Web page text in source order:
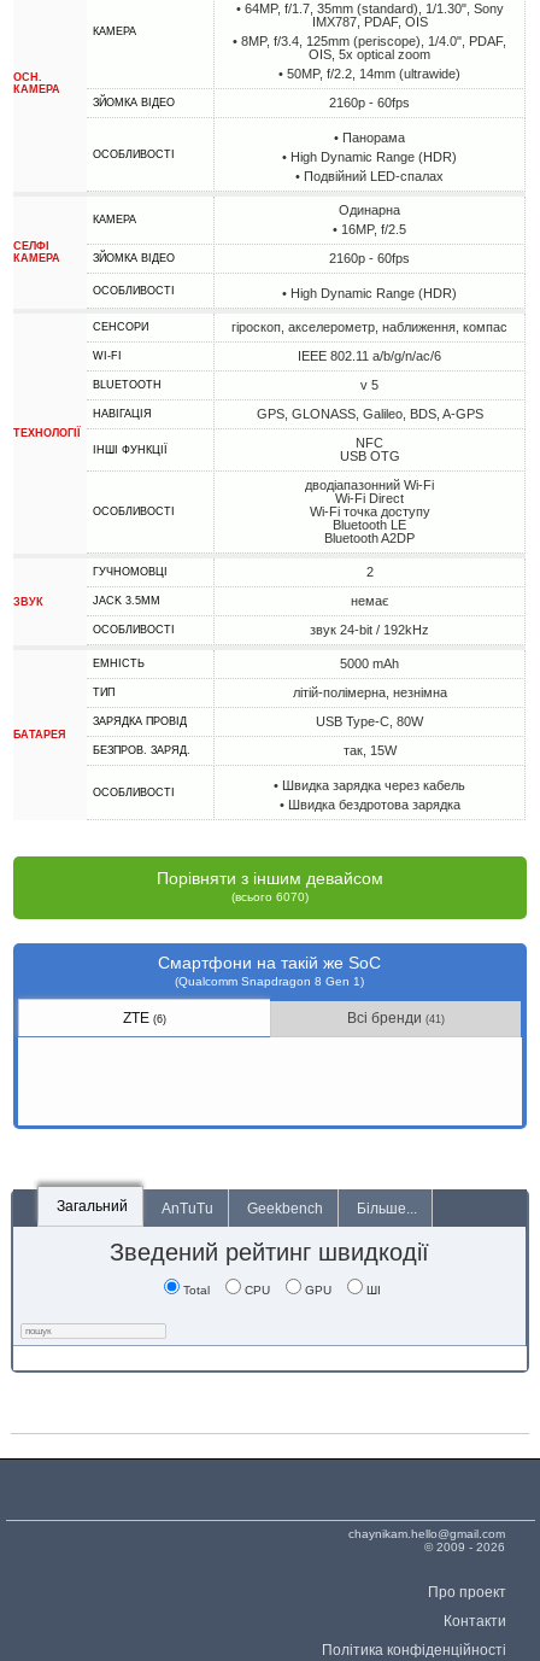
ОСН.
КАМЕРА
КАМЕРА
• 64MP, f/1.7, 35mm (standard), 1/1.30", Sony
IMX787, PDAF, OIS
• 8MP, f/3.4, 125mm (periscope), 1/4.0", PDAF,
OIS, 5x optical zoom
• 50MP, f/2.2, 14mm (ultrawide)
ЗЙОМКА ВІДЕО 2160p - 60fps
ОСОБЛИВОСТІ
• Панорама
• High Dynamic Range (HDR)
• Подвійний LED-спалах
СЕЛФІ
КАМЕРА
КАМЕРА
Одинарна
• 16MP, f/2.5
ЗЙОМКА ВІДЕО 2160p - 60fps
ОСОБЛИВОСТІ • High Dynamic Range (HDR)
ТЕХНОЛОГІЇ
СЕНСОРИ гіроскоп, акселерометр, наближення, компас
WI-FI IEEE 802.11 a/b/g/n/ac/6
BLUETOOTH v 5
НАВІГАЦІЯ GPS, GLONASS, Galileo, BDS, A-GPS
ІНШІ ФУНКЦІЇ
NFC
USB OTG
ОСОБЛИВОСТІ
дводіапазонний Wi-Fi
Wi-Fi Direct
Wi-Fi точка доступу
Bluetooth LE
Bluetooth A2DP
ЗВУК
ГУЧНОМОВЦІ 2
JACK 3.5MM немає
ОСОБЛИВОСТІ звук 24-bit / 192kHz
БАТАРЕЯ
ЕМНІСТЬ 5000 mAh
ТИП літій-полімерна, незнімна
ЗАРЯДКА ПРОВІД USB Type-C, 80W
БЕЗПРОВ. ЗАРЯД. так, 15W
ОСОБЛИВОСТІ
• Швидка зарядка через кабель
• Швидка бездротова зарядка
Порівняти з іншим девайсом
(всього 6070)
Смартфони на такій же SoC
(Qualcomm Snapdragon 8 Gen 1)
ZTE(6) Всі бренди(41)
Загальний AnTuTu Geekbench Більше...
Зведений рейтинг швидкодії
Total CPU GPU ШІ
chaynikam.hello@gmail.com
© 2009 - 2026
Про проект
Контакти
Політика конфіденційності